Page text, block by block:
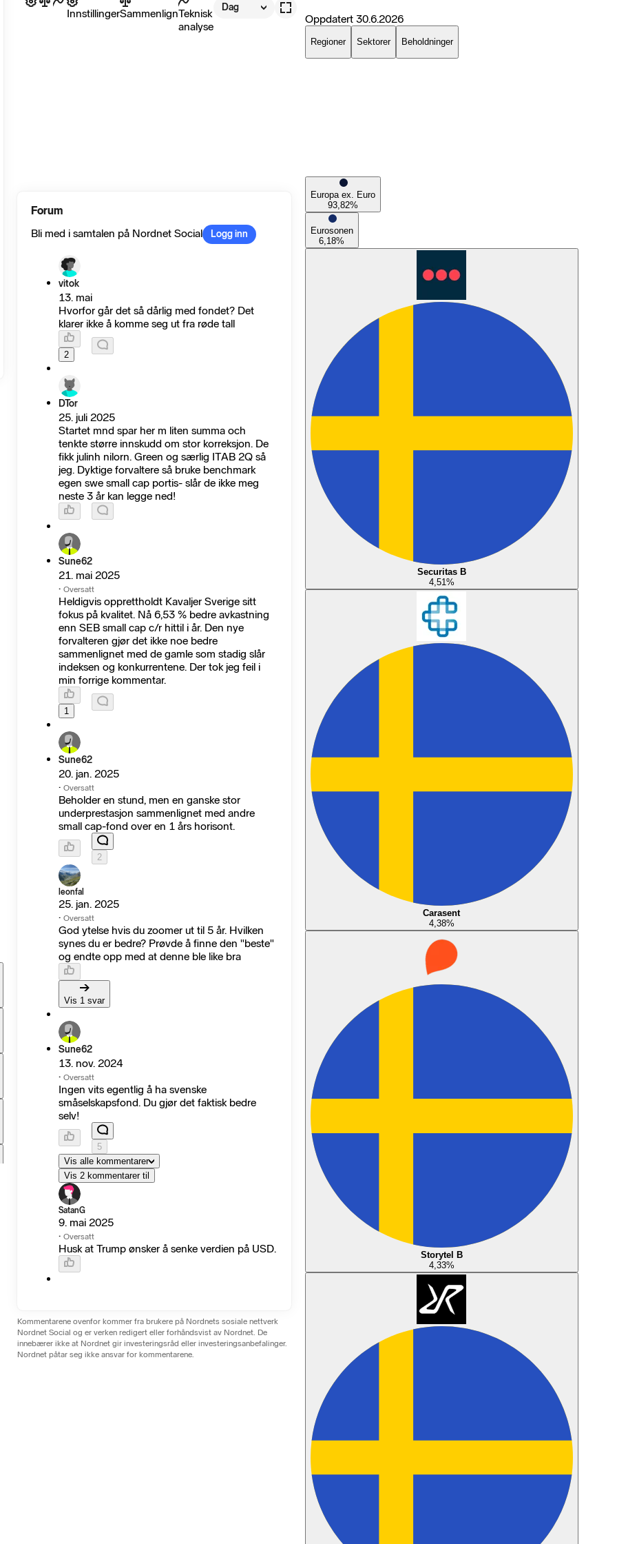
InnstillingerSammenlignTeknisk
analyse
Dag
Forum
Bli med i samtalen på Nordnet Social
Logg inn
vitok
13. mai
Hvorfor går det så dårlig med fondet? Det
klarer ikke å komme seg ut fra røde tall
2
DTor
25. juli 2025
Startet mnd spar her m liten summa och
tenkte større innskudd om stor korreksjon. De
fikk julinh nilorn. Green og særlig ITAB 2Q så
jeg. Dyktige forvaltere så bruke benchmark
egen swe small cap portis- slår de ikke meg
neste 3 år kan legge ned!
Sune62
21. mai 2025
·Oversatt
Heldigvis opprettholdt Kavaljer Sverige sitt
fokus på kvalitet. Nå 6,53 % bedre avkastning
enn SEB small cap c/r hittil i år. Den nye
forvalteren gjør det ikke noe bedre
sammenlignet med de gamle som stadig slår
indeksen og konkurrentene. Der tok jeg feil i
min forrige kommentar.
1
Sune62
20. jan. 2025
·Oversatt
Beholder en stund, men en ganske stor
underprestasjon sammenlignet med andre
small cap-fond over en 1 års horisont.
2
leonfal
25. jan. 2025
·Oversatt
God ytelse hvis du zoomer ut til 5 år. Hvilken
synes du er bedre? Prøvde å finne den "beste"
og endte opp med at denne ble like bra
Vis 1 svar
Sune62
13. nov. 2024
·Oversatt
Ingen vits egentlig å ha svenske
småselskapsfond. Du gjør det faktisk bedre
selv!
5
Vis alle kommentarer
Vis 2 kommentarer til
SatanG
9. mai 2025
·Oversatt
Husk at Trump ønsker å senke verdien på USD.
Kommentarene ovenfor kommer fra brukere på Nordnets sosiale nettverk
Nordnet Social og er verken redigert eller forhåndsvist av Nordnet. De
innebærer ikke at Nordnet gir investeringsråd eller investeringsanbefalinger.
Nordnet påtar seg ikke ansvar for kommentarene.
Oppdatert 30.6.2026
Regioner Sektorer Beholdninger
Europa ex. Euro
93,82%
Eurosonen
6,18%
Securitas B
4,51%
Carasent
4,38%
Storytel B
4,33%